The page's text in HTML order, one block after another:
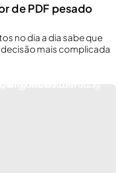
de PDF pesado
no dia a dia sabe que
mais complicada